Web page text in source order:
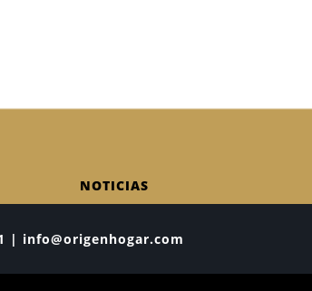
NOTICIAS
| info@origenhogar.com